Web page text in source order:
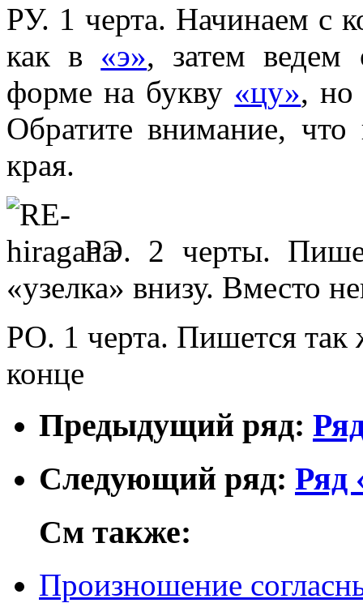
РУ. 1 черта. Начинаем с
как в «э», затем ведем
форме на букву «цу», но
Обратите внимание, что
края.
РЭ. 2 черты.
«узелка» внизу. Вместо
РО. 1 черта. Пишется так
конце
Предыдущий ряд:
Следующий ряд: Ряд
См также:
Произношение